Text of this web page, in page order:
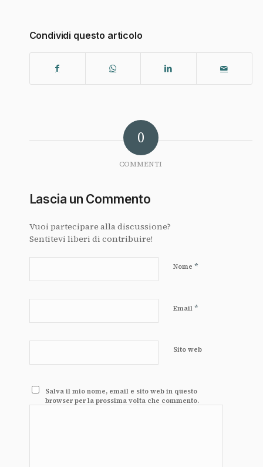
Condividi questo articolo
0
COMMENTI
Lascia un Commento
Vuoi partecipare alla discussione?
Sentitevi liberi di contribuire!
Nome *
Email *
Sito web
Salva il mio nome, email e sito web in questo
browser per la prossima volta che commento.